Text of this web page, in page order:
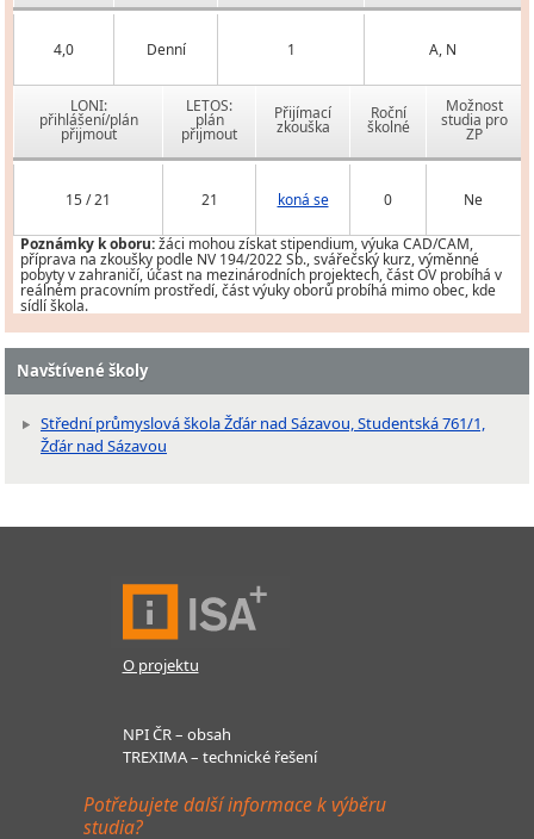
4,0 Denní 1 A, N
LONI:
přihlášení/plán
přijmout
LETOS:
plán
přijmout
Přijímací
zkouška
Roční
školné
Možnost
studia pro
ZP
15 / 21 21 koná se 0 Ne
Poznámky k oboru:žáci mohou získat stipendium, výuka CAD/CAM,
příprava na zkoušky podle NV 194/2022 Sb., svářečský kurz, výměnné
pobyty v zahraničí, účast na mezinárodních projektech, část OV probíhá v
reálném pracovním prostředí, část výuky oborů probíhá mimo obec, kde
sídlí škola.
Navštívené školy
Střední průmyslová škola Žďár nad Sázavou, Studentská 761/1,
Žďár nad Sázavou
O projektu
NPI ČR – obsah
TREXIMA – technické řešení
Potřebujete další informace k výběru
studia?